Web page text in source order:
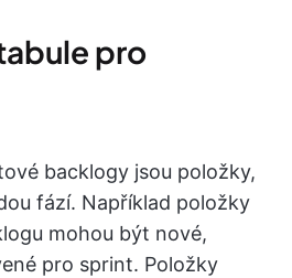
pro
backlogy jsou položky,
fází. Například položky
mohou být nové,
pro sprint. Položky